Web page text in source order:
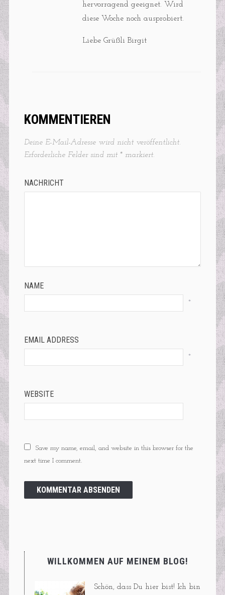
hervorragend geeignet. Wird
diese Woche noch ausprobiert.
Liebe Grüßli Birgit
KOMMENTIEREN
Deine E-Mail-Adresse wird nicht veröffentlicht.
Erforderliche Felder sind mit *markiert.
NACHRICHT
NAME
*
EMAIL ADDRESS
*
WEBSITE
Save my name, email, and website in this browser for the
next time I comment.
WILLKOMMEN AUF MEINEM BLOG!
Schön, dass Du hier bist! Ich bin